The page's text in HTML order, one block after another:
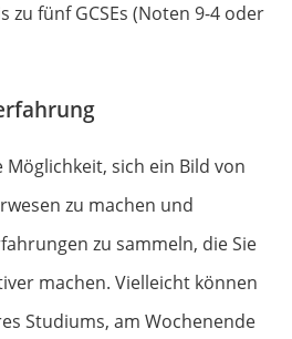
zu fünf GCSEs (Noten 9-4 oder
sich ein Bild von
zu machen und
zu sammeln, die Sie
machen. Vielleicht können
Studiums, am Wochenende